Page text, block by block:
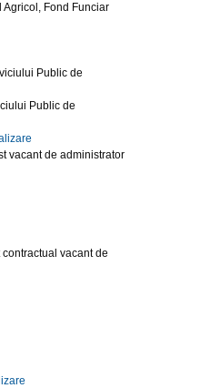
Fond Funciar
Public de
Public de
vacant de administrator
vacant de